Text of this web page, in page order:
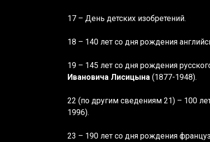
17 – День детских изобретений.
18 – 140 лет со дня рождения
19 – 145 лет со дня рождения
Ивановича Лисицына (1877-1948).
22 (по другим сведениям 21) – 100
1996).
23 – 190 лет со дня рождения